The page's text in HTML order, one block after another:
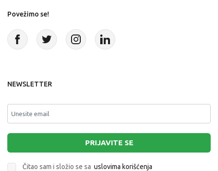
Povežimo se!
NEWSLETTER
PRIJAVITE SE
Čitao sam i složio se sa uslovima korišćenja